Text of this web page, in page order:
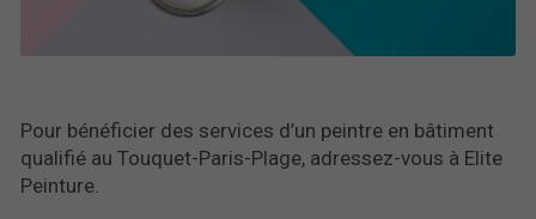
Pour bénéficier des services d’un peintre en bâtiment
qualifié au Touquet-Paris-Plage, adressez-vous à Elite
Peinture.